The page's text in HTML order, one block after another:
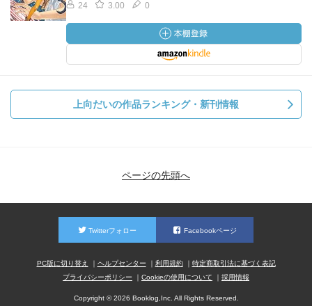
24 3.00 0
上向だいの作品ランキング・新刊情報
ページの先頭へ
Twitterフォロー Facebookページ
PC版に切り替え ヘルプセンター 利用規約
特定商取引法に基づく表記
プライバシーポリシー
Cookieの使用について 採用情報
Copyright © 2026 Booklog,Inc. All Rights Reserved.